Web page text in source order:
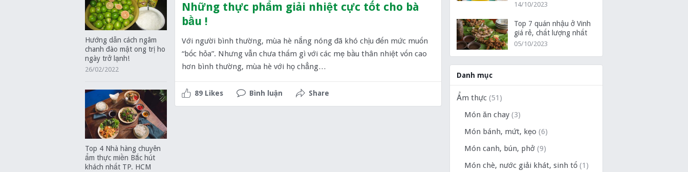
Hướng dẫn cách ngâm
chanh đào mật ong trị ho
ngày trở lạnh!
26/02/2022
Top 4 Nhà hàng chuyên
ẩm thực miền Bắc hút
khách nhất TP. HCM
Những thực phẩm giải nhiệt cực tốt cho bà
bầu !
Với người bình thường, mùa hè nắng nóng đã khó chịu đến mức muốn
“bốc hỏa”. Nhưng vẫn chưa thấm gì với các mẹ bầu thân nhiệt vốn cao
hơn bình thường, mùa hè với họ chẳng…
89 Likes Bình luận Share
14/10/2023
Top 7 quán nhậu ở Vinh
giá rẻ, chất lượng nhất
05/10/2023
Danh mục
Ẩm thực (51)
Món ăn chay (3)
Món bánh, mứt, kẹo (6)
Món canh, bún, phở (9)
Món chè, nước giải khát, sinh tố (1)